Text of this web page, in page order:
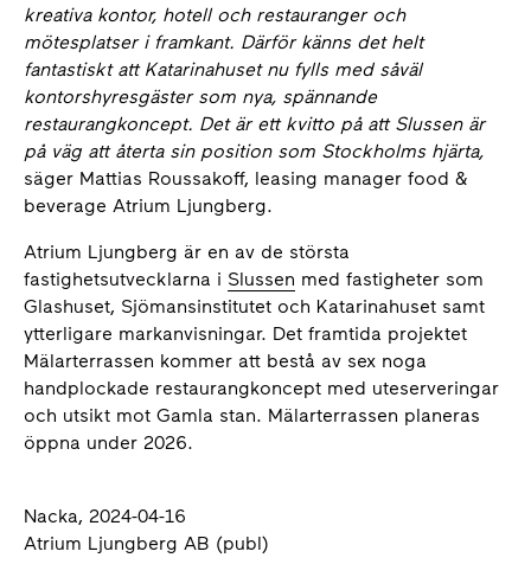
kreativa kontor, hotell och restauranger och
mötesplatser i framkant. Därför känns det helt
fantastiskt att Katarinahuset nu fylls med såväl
kontorshyresgäster som nya, spännande
restaurangkoncept. Det är ett kvitto på att Slussen är
på väg att återta sin position som Stockholms hjärta,
säger Mattias Roussakoff, leasing manager food &
beverage Atrium Ljungberg.
Atrium Ljungberg är en av de största
fastighetsutvecklarna i Slussen med fastigheter som
Glashuset, Sjömansinstitutet och Katarinahuset samt
ytterligare markanvisningar. Det framtida projektet
Mälarterrassen kommer att bestå av sex noga
handplockade restaurangkoncept med uteserveringar
och utsikt mot Gamla stan. Mälarterrassen planeras
öppna under 2026.
Nacka, 2024-04-16
Atrium Ljungberg AB (publ)